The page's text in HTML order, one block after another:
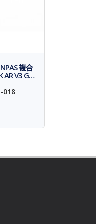
複合
AR V3 G…
018